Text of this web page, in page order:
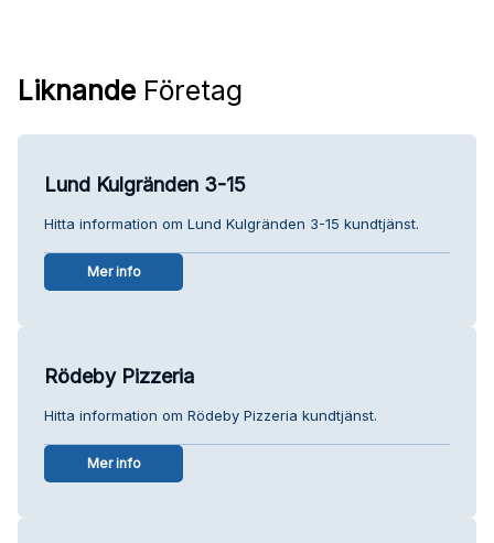
Liknande Företag
Lund Kulgränden 3-15
Hitta information om Lund Kulgränden 3-15 kundtjänst.
Mer info
Rödeby Pizzeria
Hitta information om Rödeby Pizzeria kundtjänst.
Mer info